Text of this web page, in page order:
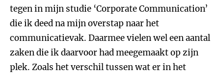
tegen in mijn studie ‘Corporate Communication’
die ik deed na mijn overstap naar het
communicatievak. Daarmee vielen wel een aantal
zaken die ik daarvoor had meegemaakt op zijn
plek. Zoals het verschil tussen wat er in het